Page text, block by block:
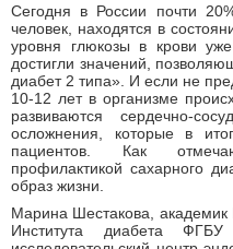
Сегодня в России почти
человек, находятся в
уровня глюкозы в крови
достигли значений,
диабет 2 типа». И если не
10-12 лет в организме
развиваются сердечно-
осложнения, которые в
пациентов. Как
профилактикой сахарного
образ жизни.
Марина Шестакова,
Института диабета ФГБУ